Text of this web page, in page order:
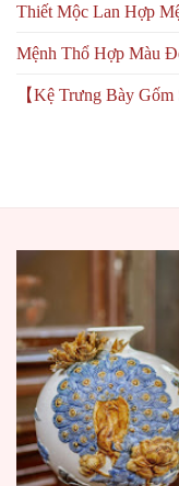
Thiết Mộc Lan Hợp
Mệnh Thổ Hợp Màu
【Kệ Trưng Bày